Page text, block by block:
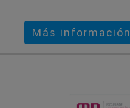
Más información